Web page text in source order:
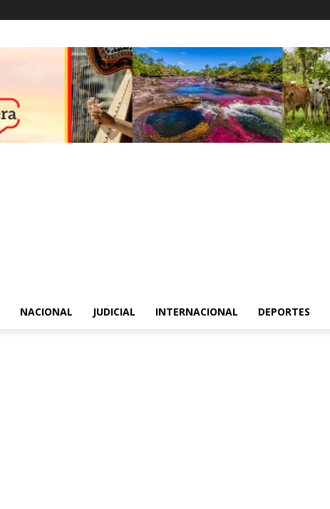
NACIONAL JUDICIAL INTERNACIONAL DEPORTES